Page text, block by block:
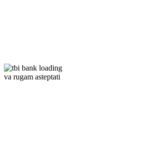
va rugam asteptati